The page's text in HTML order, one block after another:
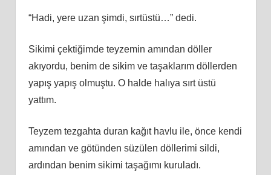
“Hadi, yere uzan şimdi, sırtüstü…” dedi.
Sikimi çektiğimde teyzemin amından döller
akıyordu, benim de sikim ve taşaklarım döllerden
yapış yapış olmuştu. O halde halıya sırt üstü
yattım.
Teyzem tezgahta duran kağıt havlu ile, önce kendi
amından ve götünden süzülen döllerimi sildi,
ardından benim sikimi taşağımı kuruladı.